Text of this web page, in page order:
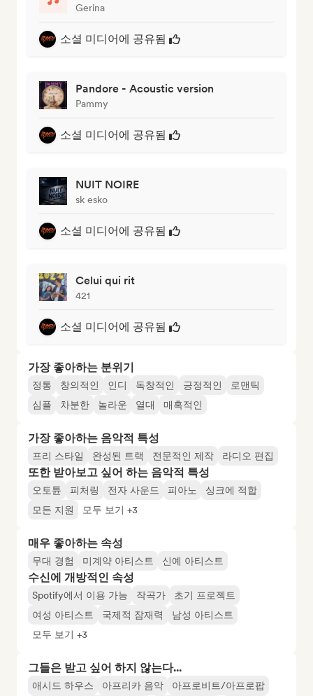
Gerina
소셜 미디어에 공유됨
Pandore - Acoustic version
Pammy
소셜 미디어에 공유됨
NUIT NOIRE
sk esko
소셜 미디어에 공유됨
Celui qui rit
421
소셜 미디어에 공유됨
가장 좋아하는 분위기
정통 창의적인 인디 독창적인 긍정적인
로맨틱
심플
차분한 놀라운 열대 매혹적인
가장 좋아하는 음악적 특성
프리 스타일 완성된 트랙 전문적인 제작 라디오 편집
또한 받아보고 싶어 하는 음악적 특성
오토튠 피처링 전자 사운드 피아노
싱크에 적합
모든 지원
모두 보기 +3
매우 좋아하는 속성
무대 경험 미계약 아티스트 신예 아티스트
수신에 개방적인 속성
Spotify에서 이용 가능 작곡가
초기 프로젝트
여성 아티스트
국제적 잠재력
남성 아티스트
모두 보기 +3
그들은 받고 싶어 하지 않는다...
애시드 하우스 아프리카 음악 아프로비트/아프로팝